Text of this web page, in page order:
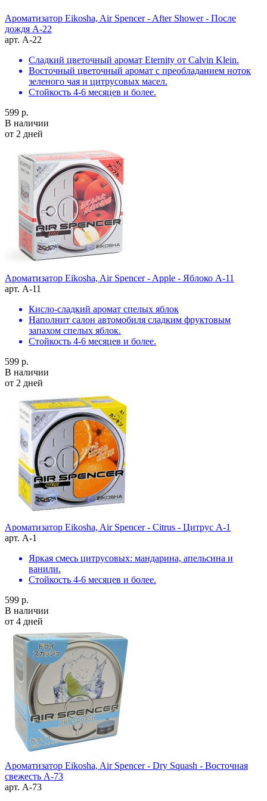
Ароматизатор Eikosha, Air Spencer - After Shower - После
дождя A-22
арт. A-22
Сладкий цветочный аромат Eternity от Calvin Klein.
Восточный цветочный аромат с преобладанием ноток
зеленого чая и цитрусовых масел.
Стойкость 4-6 месяцев и более.
599 р.
В наличии
от 2 дней
Ароматизатор Eikosha, Air Spencer - Apple - Яблоко A-11
арт. A-11
Кисло-сладкий аромат спелых яблок
Наполнит салон автомобиля сладким фруктовым
запахом спелых яблок.
Стойкость 4-6 месяцев и более.
599 р.
В наличии
от 2 дней
Ароматизатор Eikosha, Air Spencer - Citrus - Цитрус A-1
арт. A-1
Яркая смесь цитрусовых: мандарина, апельсина и
ванили.
Стойкость 4-6 месяцев и более.
599 р.
В наличии
от 4 дней
Ароматизатор Eikosha, Air Spencer - Dry Squash - Восточная
свежесть A-73
арт. A-73